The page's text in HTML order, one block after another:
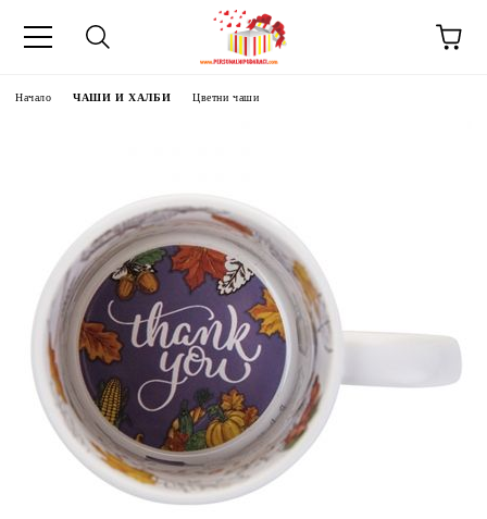
Начало ЧАШИ И ХАЛБИ Цветни чаши